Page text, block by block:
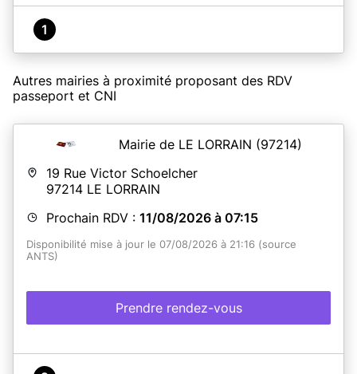
1
Autres mairies à proximité proposant des RDV
passeport et CNI
Mairie de LE LORRAIN (97214)
19 Rue Victor Schoelcher
97214 LE LORRAIN
Prochain RDV : 11/08/2026 à 07:15
Disponibilité mise à jour le 07/08/2026 à 21:16 (source
ANTS)
Prendre rendez-vous